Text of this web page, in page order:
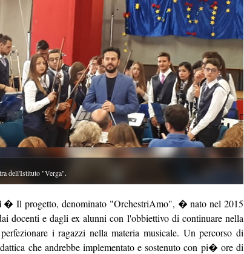
dell'Istituto "Verga".
� Il progetto, denominato "OrchestriAmo", � nato nel 2015
docenti e dagli ex alunni con l'obbiettivo di continuare nella
i ragazzi nella materia musicale. Un percorso di
che andrebbe implementato e sostenuto con pi� ore di